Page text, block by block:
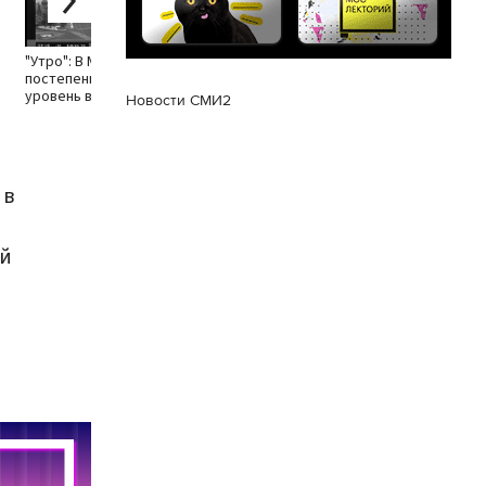
"Утро": В Москве
постепенно повышается
уровень влажностиНовости СМИ2